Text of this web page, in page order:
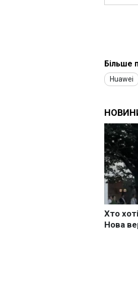
Більше
Huawei